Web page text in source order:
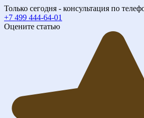
Только сегодня - консультация по
+7 499 444-64-01
Оцените статью